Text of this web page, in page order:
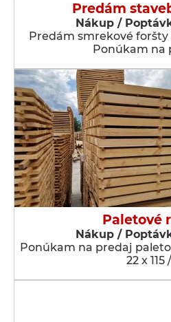
Predám
Nákup /
Predám smrekové foršty
Ponúkam na
Paletové
Nákup /
Ponúkam na predaj
22 x 115